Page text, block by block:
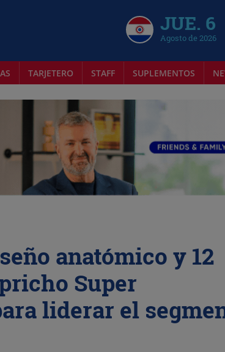
JUE. 6
Agosto de 2026
TARJETERO STAFF SUPLEMENTOS
anatómico y 12
Super
liderar el